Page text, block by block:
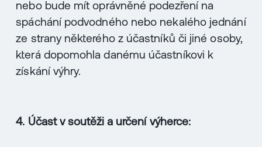
nebo bude mít oprávněné podezření na
spáchání podvodného nebo nekalého jednání
ze strany některého z účastníků či jiné osoby,
která dopomohla danému účastníkovi k
získání výhry.
4. Účast v soutěži a určení výherce: